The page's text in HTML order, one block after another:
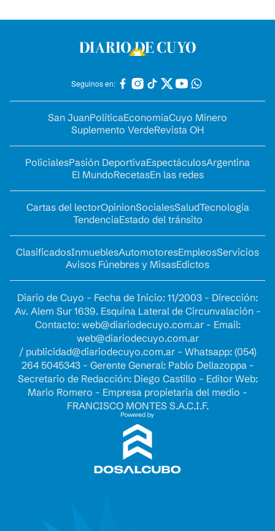
Seguinos en:
San JuanPolíticaEconomíaCuyo Minero
Suplemento VerdeRevista OH
PolicialesPasión DeportivaEspectáculosArgentina
El MundoRecetasEn las redes
Cartas del lectorOpinionSocialesSaludTecnología
TendenciaEstado del tránsito
ClasificadosInmueblesAutomotoresEmpleosServicios
Avisos Fúnebres y MisasEdictos
Diario de Cuyo - Fecha de Inicio: 11/2003 - Dirección:
Av. Alem Sur 1639. Esquina Lateral de Circunvalación -
Contacto: web@diariodecuyo.com.ar- Email:
web@diariodecuyo.com.ar
/ publicidad@diariodecuyo.com.ar- Whatsapp: (054)
264 5045343 - Gerente General: Pablo Dellazoppa -
Secretario de Redacción: Diego Castillo - Editor Web:
Mario Romero - Empresa propietaria del medio -
FRANCISCO MONTES S.A.C.I.F.